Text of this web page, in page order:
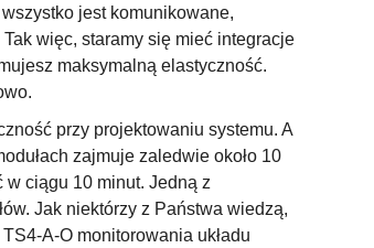
jest komunikowane,
więc, staramy się mieć integracje
maksymalną elastyczność.
przy projektowaniu systemu. A
zajmuje zaledwie około 10
w ciągu 10 minut. Jedną z
Jak niektórzy z Państwa wiedzą,
A-O monitorowania układu